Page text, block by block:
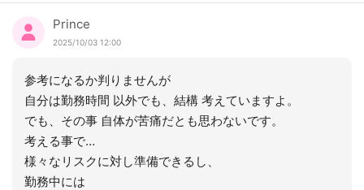
Prince
2025/10/03 12:00
参考になるか判りませんが
自分は勤務時間 以外でも、結構 考えていますよ。
でも、その事 自体が苦痛だとも思わないです。
考える事で…
様々なリスクに対し準備できるし、
勤務中には